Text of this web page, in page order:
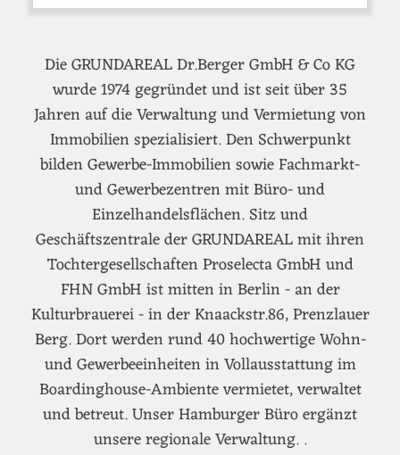
Die GRUNDAREAL Dr.Berger GmbH & Co KG
wurde 1974 gegründet und ist seit über 35
Jahren auf die Verwaltung und Vermietung von
Immobilien spezialisiert. Den Schwerpunkt
bilden Gewerbe-Immobilien sowie Fachmarkt-
und Gewerbezentren mit Büro- und
Einzelhandelsflächen. Sitz und
Geschäftszentrale der GRUNDAREAL mit ihren
Tochtergesellschaften Proselecta GmbH und
FHN GmbH ist mitten in Berlin - an der
Kulturbrauerei - in der Knaackstr.86, Prenzlauer
Berg. Dort werden rund 40 hochwertige Wohn-
und Gewerbeeinheiten in Vollausstattung im
Boardinghouse-Ambiente vermietet, verwaltet
und betreut. Unser Hamburger Büro ergänzt
unsere regionale Verwaltung. .